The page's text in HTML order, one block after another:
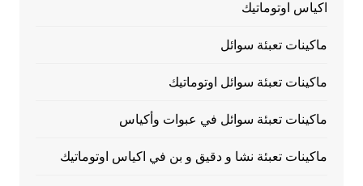
اكياس اوتوماتيك
ماكينات تعبئة سوائل
ماكينات تعبئة سوائل اوتوماتيك
ماكينات تعبئة سوائل في عبوات وأكياس
ماكينات تعبئة نشا و دقيق و بن في اكياس اوتوماتيك